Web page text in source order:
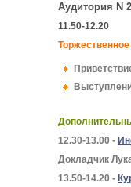
Аудитория N
11.50-12.20
12.30-13.00 -
Докладчик
13.50-14.20 -